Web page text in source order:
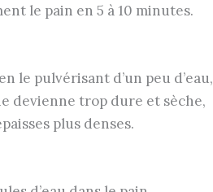
le pain en 5 à 10 minutes.
le pulvérisant d’un peu d’eau,
devienne trop dure et sèche,
plus denses.